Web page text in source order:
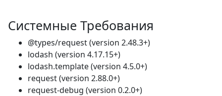
Системные Требования
@types/request (version 2.48.3+)
lodash (version 4.17.15+)
lodash.template (version 4.5.0+)
request (version 2.88.0+)
request-debug (version 0.2.0+)